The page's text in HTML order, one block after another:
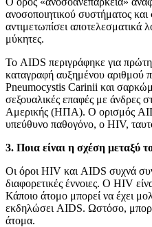
ανοσοποιητικού συστήματος
αντιμετωπίσει αποτελεσματικά
μύκητες.
Το AIDS περιγράφηκε για
καταγραφή αυξημένου αριθμού
Pneumocystis Carinii και
σεξουαλικές επαφές με άνδρες
Αμερικής (ΗΠΑ). Ο ορισμός
υπεύθυνο παθογόνο, ο HIV,
3. Ποια είναι η σχέση μεταξύ
Οι όροι HIV και AIDS συχνά
διαφορετικές έννοιες. Ο HIV
Κάποιο άτομο μπορεί να έχει
εκδηλώσει AIDS. Ωστόσο,
άτομα.